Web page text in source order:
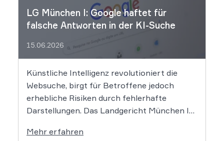
LG München I: Google haftet für
falsche Antworten in der KI-Suche
15.06.2026
Künstliche Intelligenz revolutioniert die
Websuche, birgt für Betroffene jedoch
erhebliche Risiken durch fehlerhafte
Darstellungen. Das Landgericht München I
rechtliche Grenzen. Werden durch die
Mehr erfahren